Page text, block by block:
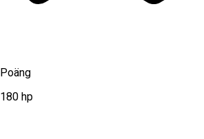
Poäng
180 hp